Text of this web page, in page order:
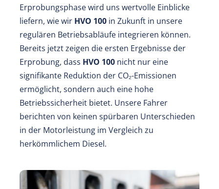
Erprobungsphase wird uns wertvolle Einblicke
liefern, wie wir HVO 100 in Zukunft in unsere
regulären Betriebsabläufe integrieren können.
Bereits jetzt zeigen die ersten Ergebnisse der
Erprobung, dass HVO 100 nicht nur eine
signifikante Reduktion der CO₂-Emissionen
ermöglicht, sondern auch eine hohe
Betriebssicherheit bietet. Unsere Fahrer
berichten von keinen spürbaren Unterschieden
in der Motorleistung im Vergleich zu
herkömmlichem Diesel.